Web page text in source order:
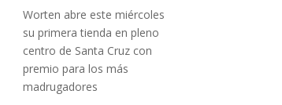
Worten abre este miércoles
su primera tienda en pleno
centro de Santa Cruz con
premio para los más
madrugadores